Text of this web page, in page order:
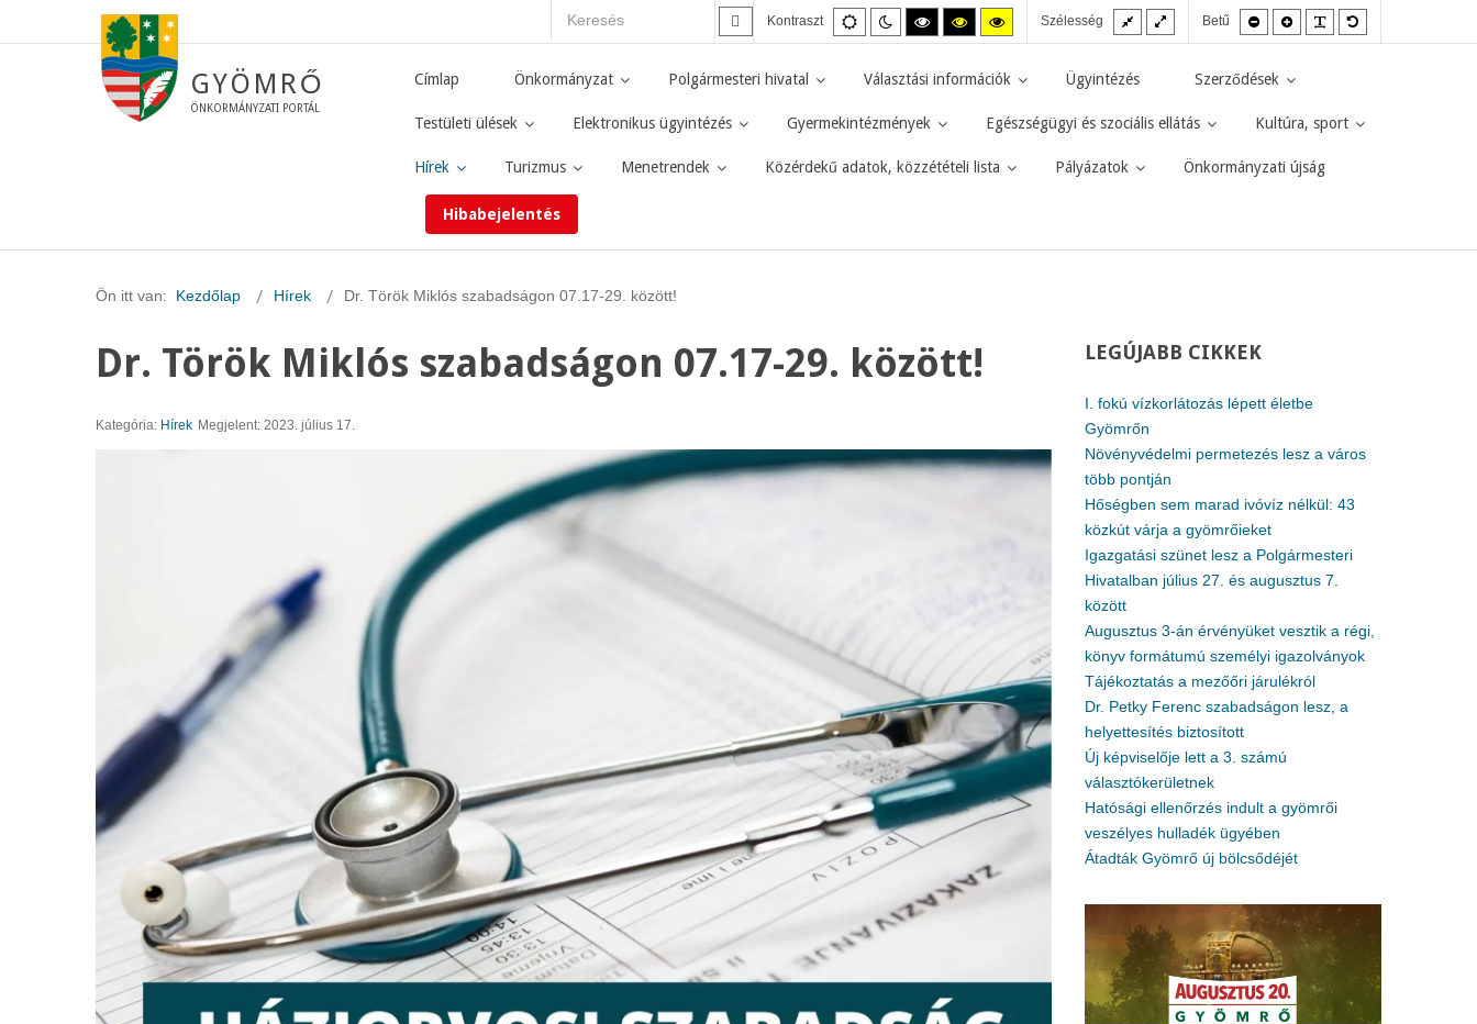
Kontraszt
Alapértelmezett
mód
Éjszakai
mód
Magas
kontraszt
mód.
Magas
kontraszt
mód.
Magas
kontraszt
mód.
Szélesség
Fix
elrendezés
Széles
elrendezés
Betű
Kisebb
betűméret
Nagyobb
betűméret
GYÖMRŐ
ÖNKORMÁNYZATI PORTÁL
Címlap Önkormányzat Polgármesteri hivatal Választási információk Ügyintézés Szerződések
Testületi ülések Elektronikus ügyintézés Gyermekintézmények Egészségügyi és szociális ellátás Kultúra, sport
Hírek Turizmus Menetrendek Közérdekű adatok, közzétételi lista Pályázatok Önkormányzati újság
Hibabejelentés
Ön itt van: Kezdőlap Hírek Dr. Török Miklós szabadságon 07.17-29. között!
Dr. Török Miklós szabadságon 07.17-29. között!
Kategória: Hírek Megjelent: 2023. július 17.
LEGÚJABB CIKKEK
I. fokú vízkorlátozás lépett életbe
Gyömrőn
Növényvédelmi permetezés lesz a város
több pontján
Hőségben sem marad ivóvíz nélkül: 43
közkút várja a gyömrőieket
Igazgatási szünet lesz a Polgármesteri
Hivatalban július 27. és augusztus 7.
között
Augusztus 3-án érvényüket vesztik a régi,
könyv formátumú személyi igazolványok
Tájékoztatás a mezőőri járulékról
Dr. Petky Ferenc szabadságon lesz, a
helyettesítés biztosított
Új képviselője lett a 3. számú
választókerületnek
Hatósági ellenőrzés indult a gyömrői
veszélyes hulladék ügyében
Átadták Gyömrő új bölcsődéjét